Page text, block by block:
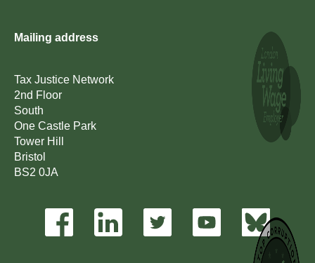
Mailing address
Tax Justice Network
2nd Floor
South
One Castle Park
Tower Hill
Bristol
BS2 0JA